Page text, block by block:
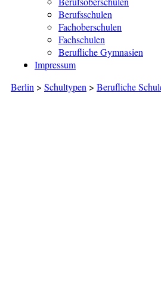
Berufsschulen
Fachoberschulen
Fachschulen
Berufliche Gymnasien
Impressum
Berlin > Schultypen > Berufliche